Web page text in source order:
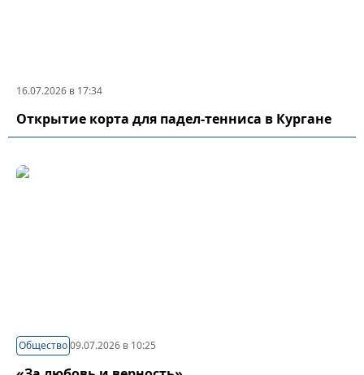
16.07.2026 в 17:34
Открытие корта для падел-тенниса в Кургане
Общество09.07.2026 в 10:25